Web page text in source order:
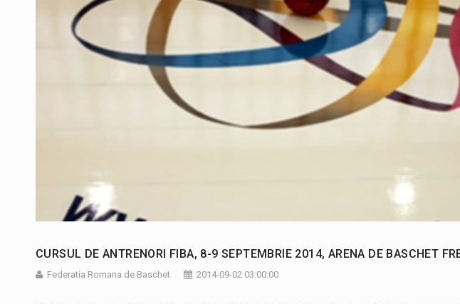
CURSUL DE ANTRENORI FIBA, 8-9 SEPTEMBRIE 2014, ARENA DE BASCHET
Federatia Romana de Baschet 2014-09-02 03:00:00